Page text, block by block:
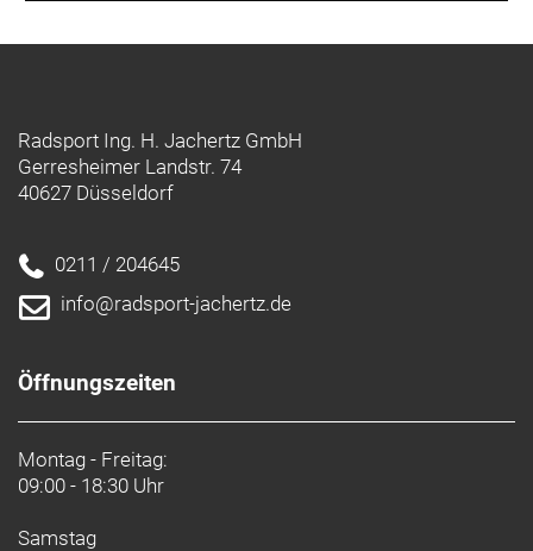
Radsport Ing. H. Jachertz GmbH
Gerresheimer Landstr. 74
40627 Düsseldorf
0211 / 204645
info@radsport-jachertz.de
Öffnungszeiten
Montag - Freitag:
09:00 - 18:30 Uhr
Samstag